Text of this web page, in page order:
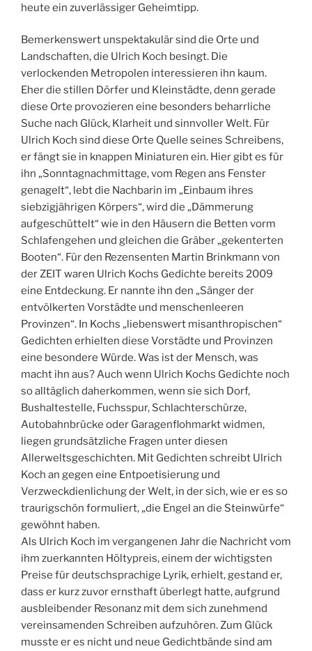
heute ein zuverlässiger Geheimtipp.
Bemerkenswert unspektakulär sind die Orte und
Landschaften, die Ulrich Koch besingt. Die
verlockenden Metropolen interessieren ihn kaum.
Eher die stillen Dörfer und Kleinstädte, denn gerade
diese Orte provozieren eine besonders beharrliche
Suche nach Glück, Klarheit und sinnvoller Welt. Für
Ulrich Koch sind diese Orte Quelle seines Schreibens,
er fängt sie in knappen Miniaturen ein. Hier gibt es für
ihn „Sonntagnachmittage, vom Regen ans Fenster
genagelt“, lebt die Nachbarin im „Einbaum ihres
siebzigjährigen Körpers“, wird die „Dämmerung
aufgeschüttelt“ wie in den Häusern die Betten vorm
Schlafengehen und gleichen die Gräber „gekenterten
Booten“. Für den Rezensenten Martin Brinkmann von
der ZEIT waren Ulrich Kochs Gedichte bereits 2009
eine Entdeckung. Er nannte ihn den „Sänger der
entvölkerten Vorstädte und menschenleeren
Provinzen“. In Kochs „liebenswert misanthropischen“
Gedichten erhielten diese Vorstädte und Provinzen
eine besondere Würde. Was ist der Mensch, was
macht ihn aus? Auch wenn Ulrich Kochs Gedichte noch
so alltäglich daherkommen, wenn sie sich Dorf,
Bushaltestelle, Fuchsspur, Schlachterschürze,
Autobahnbrücke oder Garagenflohmarkt widmen,
liegen grundsätzliche Fragen unter diesen
Allerweltsgeschichten. Mit Gedichten schreibt Ulrich
Koch an gegen eine Entpoetisierung und
Verzweckdienlichung der Welt, in der sich, wie er es so
traurigschön formuliert, „die Engel an die Steinwürfe“
gewöhnt haben.
Als Ulrich Koch im vergangenen Jahr die Nachricht vom
ihm zuerkannten Höltypreis, einem der wichtigsten
Preise für deutschsprachige Lyrik, erhielt, gestand er,
dass er kurz zuvor ernsthaft überlegt hatte, aufgrund
ausbleibender Resonanz mit dem sich zunehmend
vereinsamenden Schreiben aufzuhören. Zum Glück
musste er es nicht und neue Gedichtbände sind am